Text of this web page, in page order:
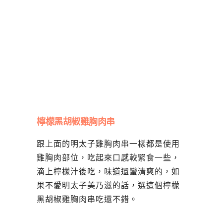
檸檬黑胡椒雞胸肉串
跟上面的明太子雞胸肉串一樣都是使用
雞胸肉部位，吃起來口感較緊食一些，
滴上檸檬汁後吃，味道還蠻清爽的，如
果不愛明太子美乃滋的話，選這個檸檬
黑胡椒雞胸肉串吃還不錯。